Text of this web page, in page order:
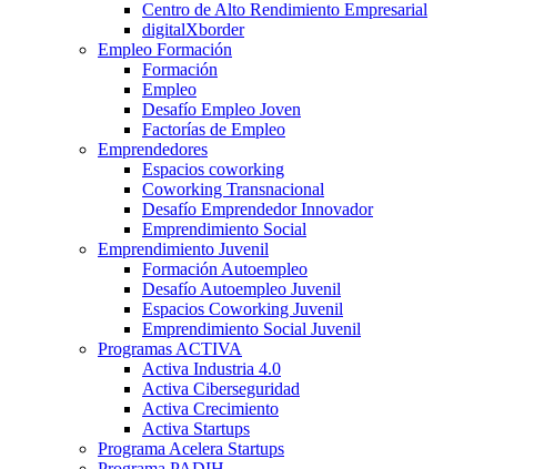
Centro de Alto Rendimiento Empresarial
digitalXborder
Empleo Formación
Formación
Empleo
Desafío Empleo Joven
Factorías de Empleo
Emprendedores
Espacios coworking
Coworking Transnacional
Desafío Emprendedor Innovador
Emprendimiento Social
Emprendimiento Juvenil
Formación Autoempleo
Desafío Autoempleo Juvenil
Espacios Coworking Juvenil
Emprendimiento Social Juvenil
Programas ACTIVA
Activa Industria 4.0
Activa Ciberseguridad
Activa Crecimiento
Activa Startups
Programa Acelera Startups